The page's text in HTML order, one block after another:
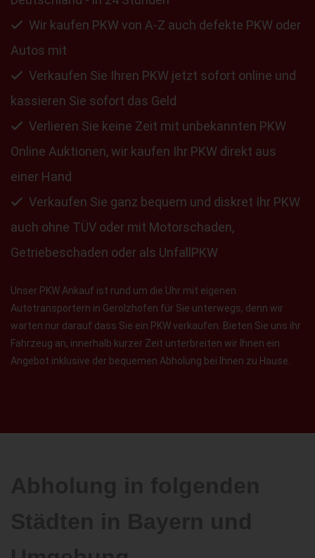
Wir kaufen PKW von A-Z auch defekte PKW oder
Autos mit
Verkaufen Sie Ihren PKW jetzt sofort online und
kassieren Sie sofort das Geld
Verlieren Sie keine Zeit mit unbekannten PKW
Online Auktionen, wir kaufen Ihr PKW direkt aus
einer Hand
Verkaufen Sie ganz bequem und diskret Ihr PKW
auch ohne TÜV oder mit Motorschaden,
Getriebeschaden oder als UnfallPKW
Unser PKW Ankauf ist rund um die Uhr mit eigenen
Autotransportern in Gerolzhofen für Sie unterwegs, denn wir
warten nur darauf dass Sie ein PKW verkaufen. Bieten Sie uns ihr
Fahrzeug an, innerhalb kurzer Zeit unterbreiten wir Ihnen ein
Angebot inklusive der bequemen Abholung bei Ihnen zu Hause.